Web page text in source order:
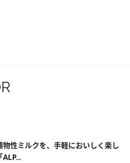
物性ミルクを、手軽においしく楽し
ALP...